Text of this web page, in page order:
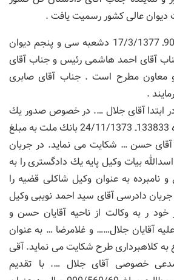
دیوان عالی كشور رسمیت یافت .
دادنامه شماره 90ـ 17/3/1377 دشعبه سی و پنجم دیوان
آقای احمد هاشمی رئیس و جناب آقای
معاون مطرح است . جناب آقای صابری
.
ابتدا آقای جلال …. در خصوص صدور یك
فقره چك بلامحل شماره 133833ـ 24/11/1373 بانك ملت به مبلغ
ریال از آقای حسن … شكایت می نماید. در جریان
بیات وكیل پایه یك دادگستری را به
نامبرده به عنوان وكیل شاكلی قضیه را
دادرسی آقای سید احمد نویبی وكیل
خود ر به وكالت از ناحیه آقایان حسن و
آقایان جلال…… و غلامرضا … به عنوان
كلاهبرداری طرح شكایت می نماید. آقی
مدعی خصوصی آقای جلال …. با تقدیم